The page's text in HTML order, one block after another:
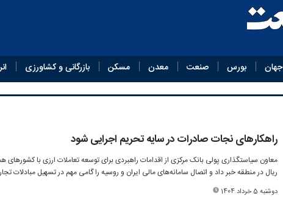
جهان بورس صنعت معدن مسکن بازرگانی و کشاورزی
راهکارهای نجات صادرات در سایه تحریم اجرایی شود
معاون سیاستگذاری پولی بانک مرکزی از اقدامات راهبردی برای توسعه تعاملات ارزی با کشورهای
ریال در منطقه خبر داد و اتصال سامانه‌های مالی ایران و روسیه را گامی مهم در تسهیل مبادلات
دوشنبه 5 خرداد 1404